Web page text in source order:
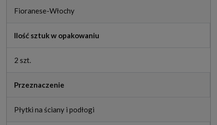
Fioranese-Włochy
Ilość sztuk w opakowaniu
2 szt.
Przeznaczenie
Płytki na ściany i podłogi